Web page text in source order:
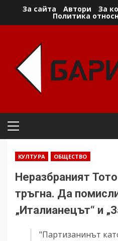
За сайта Автори За
Политика
Primary
КУЛТУРА ОБЩЕСТВО
Неразбраният
тръгна. Да
„Италианецът“ и
"Партизанинът